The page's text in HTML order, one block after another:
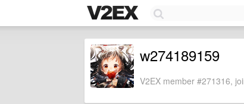
w274189159
V2EX member #271316,